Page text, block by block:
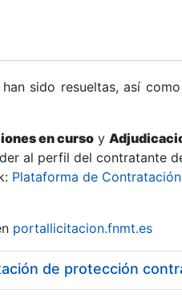
sido resueltas, así
en curso y
al perfil del contratante
Plataforma de
portallicitacion.fnmt.es
de protección